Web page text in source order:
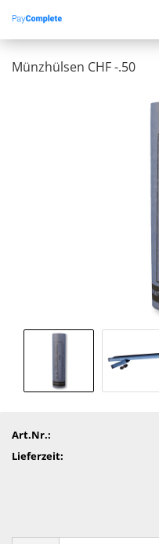
Münzhülsen CHF -.50
Art.Nr.:
Lieferzeit: